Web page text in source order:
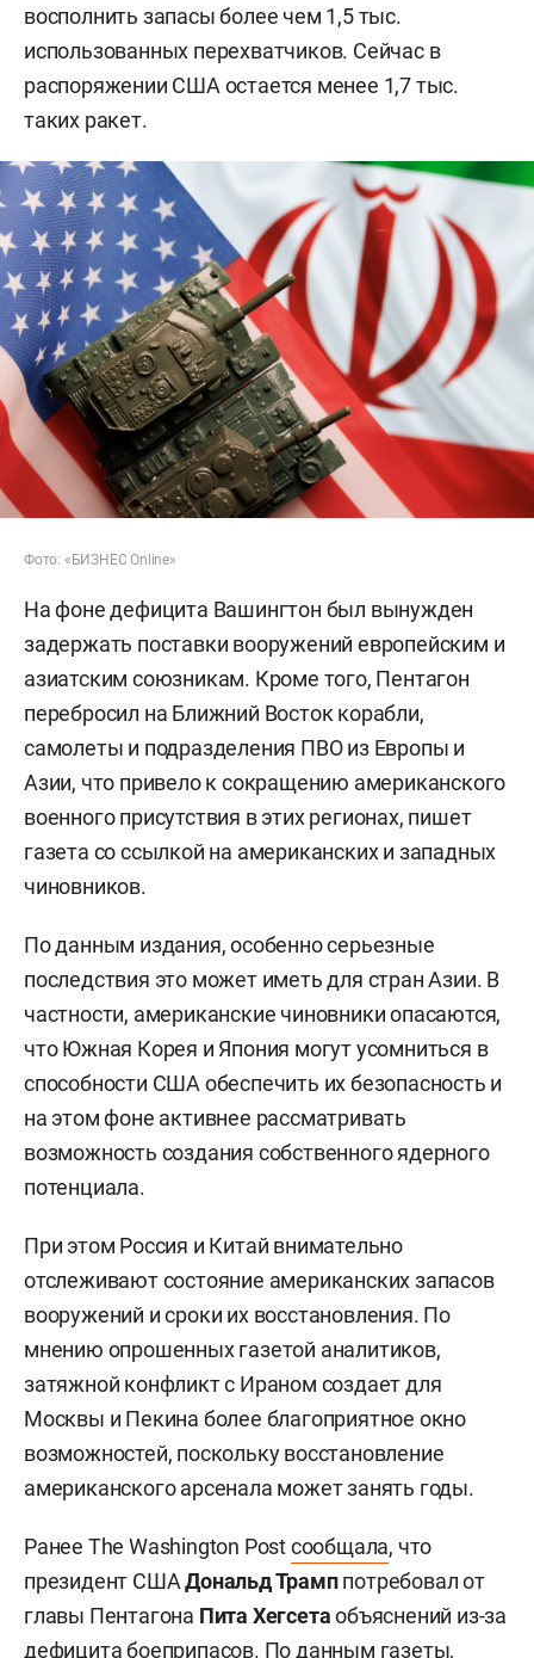
восполнить запасы более чем 1,5 тыс.
использованных перехватчиков. Сейчас в
распоряжении США остается менее 1,7 тыс.
таких ракет.
Фото: «БИЗНЕС Online»
На фоне дефицита Вашингтон был вынужден
задержать поставки вооружений европейским и
азиатским союзникам. Кроме того, Пентагон
перебросил на Ближний Восток корабли,
самолеты и подразделения ПВО из Европы и
Азии, что привело к сокращению американского
военного присутствия в этих регионах, пишет
газета со ссылкой на американских и западных
чиновников.
По данным издания, особенно серьезные
последствия это может иметь для стран Азии. В
частности, американские чиновники опасаются,
что Южная Корея и Япония могут усомниться в
способности США обеспечить их безопасность и
на этом фоне активнее рассматривать
возможность создания собственного ядерного
потенциала.
При этом Россия и Китай внимательно
отслеживают состояние американских запасов
вооружений и сроки их восстановления. По
мнению опрошенных газетой аналитиков,
затяжной конфликт с Ираном создает для
Москвы и Пекина более благоприятное окно
возможностей, поскольку восстановление
американского арсенала может занять годы.
Ранее The Washington Postсообщала, что
президент СШАДональд Трамппотребовал от
главы Пентагона Пита Хегсетаобъяснений из-за
дефицита боеприпасов. По данным газеты,